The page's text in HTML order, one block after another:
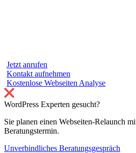
Jetzt anrufen
Kontakt aufnehmen
Kostenlose Webseiten Analyse
WordPress Experten gesucht?
Sie planen einen Webseiten-Relaunch
Beratungstermin.
Unverbindliches Beratungsgespräch